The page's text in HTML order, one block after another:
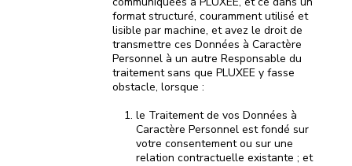
format structuré, couramment utilisé et
lisible par machine, et avez le droit de
transmettre ces Données à Caractère
Personnel à un autre Responsable du
traitement sans que PLUXEE y fasse
obstacle, lorsque :
le Traitement de vos Données à
Caractère Personnel est fondé sur
votre consentement ou sur une
relation contractuelle existante ; et